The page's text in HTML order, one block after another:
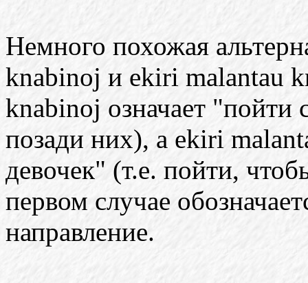
Немного похожая
knabinoj и ekiri malantau
knabinoj означает "пойти
позади них), а ekiri
девочек" (т.е. пойти,
первом случае
направление.